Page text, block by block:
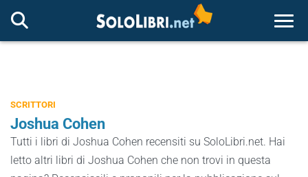
SCRITTORI
Joshua Cohen
Tutti i libri di Joshua Cohen recensiti su SoloLibri.net. Hai
letto altri libri di Joshua Cohen che non trovi in questa